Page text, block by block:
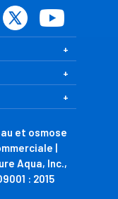
et osmose
|
Aqua, Inc.,
: 2015